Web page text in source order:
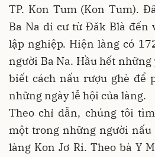
TP. Kon Tum (Kon Tum).
Ba Na di cư từ Đăk Blà đến
lập nghiệp. Hiện làng có
người Ba Na. Hầu hết
biết cách nấu rượu ghè để
những ngày lễ hội của làng.
Theo chỉ dẫn, chúng tôi
một trong những người
làng Kon Jơ Ri. Theo bà Y